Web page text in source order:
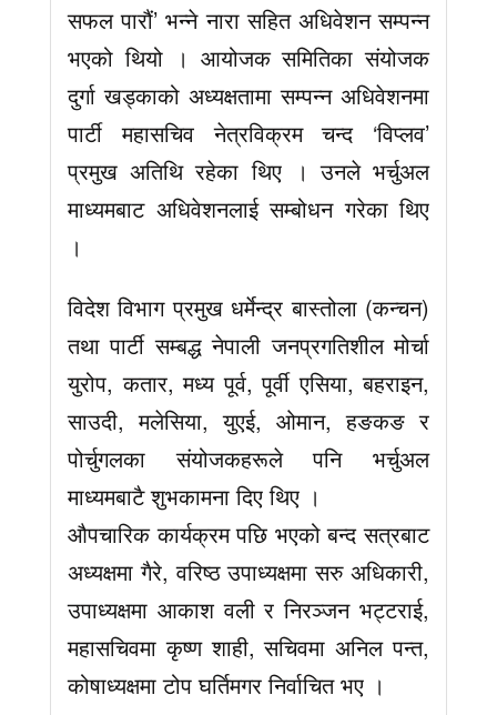
सफल पारौं’ भन्ने नारा सहित अधिवेशन सम्पन्न
भएको थियो । आयोजक समितिका संयोजक
दुर्गा खड्काको अध्यक्षतामा सम्पन्न अधिवेशनमा
पार्टी महासचिव नेत्रविक्रम चन्द ‘विप्लव’
प्रमुख अतिथि रहेका थिए । उनले भर्चुअल
माध्यमबाट अधिवेशनलाई सम्बोधन गरेका थिए
।
विदेश विभाग प्रमुख धर्मेन्द्र बास्तोला (कन्चन)
तथा पार्टी सम्बद्ध नेपाली जनप्रगतिशील मोर्चा
युरोप, कतार, मध्य पूर्व, पूर्वी एसिया, बहराइन,
साउदी, मलेसिया, युएई, ओमान, हङकङ र
पोर्चुगलका संयोजकहरूले पनि भर्चुअल
माध्यमबाटै शुभकामना दिए थिए ।
औपचारिक कार्यक्रम पछि भएको बन्द सत्रबाट
अध्यक्षमा गैरे, वरिष्ठ उपाध्यक्षमा सरु अधिकारी,
उपाध्यक्षमा आकाश वली र निरञ्जन भट्टराई,
महासचिवमा कृष्ण शाही, सचिवमा अनिल पन्त,
कोषाध्यक्षमा टोप घर्तिमगर निर्वाचित भए ।